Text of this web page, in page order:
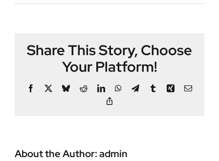
Share This Story, Choose
Your Platform!
Facebook BlueskyRedditLinkedInWhatsApp
TelegramTumblrXing Email
About the Author:admin